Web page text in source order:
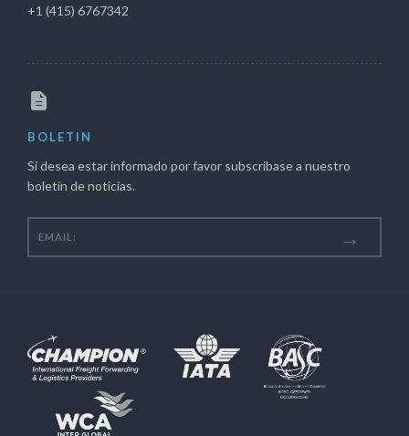
+1 (415) 6767342
BOLETIN
Si desea estar informado por favor subscribase a nuestro
boletín de noticias.